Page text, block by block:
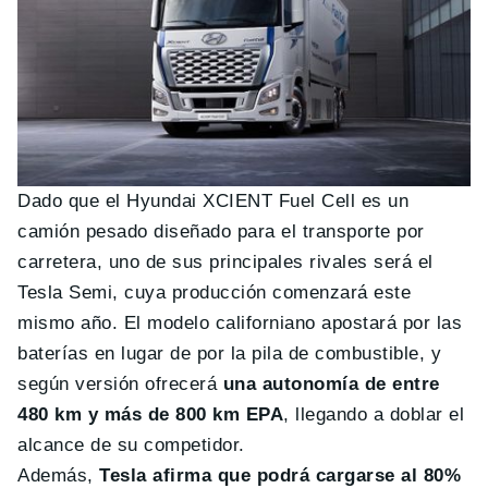
Dado que el Hyundai XCIENT Fuel Cell es un
camión pesado diseñado para el transporte por
carretera, uno de sus principales rivales será el
Tesla Semi, cuya producción comenzará este
mismo año. El modelo californiano apostará por las
baterías en lugar de por la pila de combustible, y
según versión ofrecerá una autonomía de entre
480 km y más de 800 km EPA, llegando a doblar el
alcance de su competidor.
Además,Tesla afirma que podrá cargarse al 80%